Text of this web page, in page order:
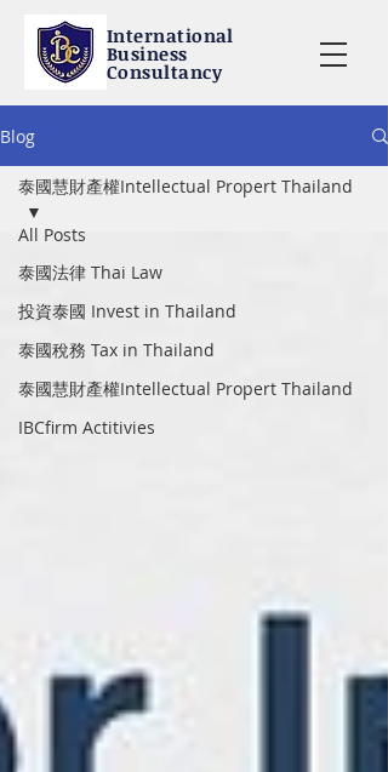
International
Business
Consultancy
Blog
All Posts
泰國法律 Thai Law
投資泰國 Invest in Thailand
泰國稅務 Tax in Thailand
泰國慧財產權Intellectual Propert Thailand
IBCfirm Actitivies
泰國慧財產權Intellectual Propert Thailand